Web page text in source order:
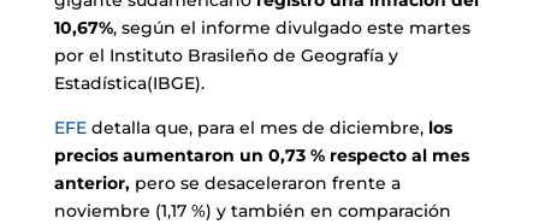
10,67%, según el informe divulgado este martes
por el Instituto Brasileño de Geografía y
Estadística(IBGE).
EFE detalla que, para el mes de diciembre, los
precios aumentaron un 0,73 % respecto al mes
anterior, pero se desaceleraron frente a
noviembre (1,17 %) y también en comparación